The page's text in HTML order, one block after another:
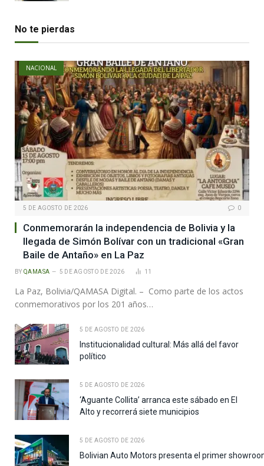
No te pierdas
NACIONAL
5 DE AGOSTO DE 2026 0
Conmemorarán la independencia de Bolivia y la
llegada de Simón Bolívar con un tradicional «Gran
Baile de Antaño» en La Paz
BY QAMASA 5 DE AGOSTO DE 2026 11
La Paz, Bolivia/QAMASA Digital. – Como parte de los actos
conmemorativos por los 201 años…
5 DE AGOSTO DE 2026
Institucionalidad cultural: Más allá del favor
político
5 DE AGOSTO DE 2026
‘Aguante Collita’ arranca este sábado en El
Alto y recorrerá siete municipios
5 DE AGOSTO DE 2026
Bolivian Auto Motors presenta el primer